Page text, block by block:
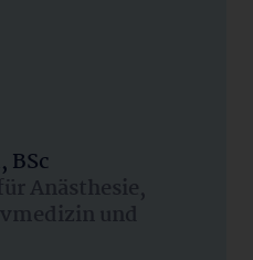
BSc
Anästhesie,
und